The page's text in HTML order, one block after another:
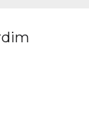
JARDIM